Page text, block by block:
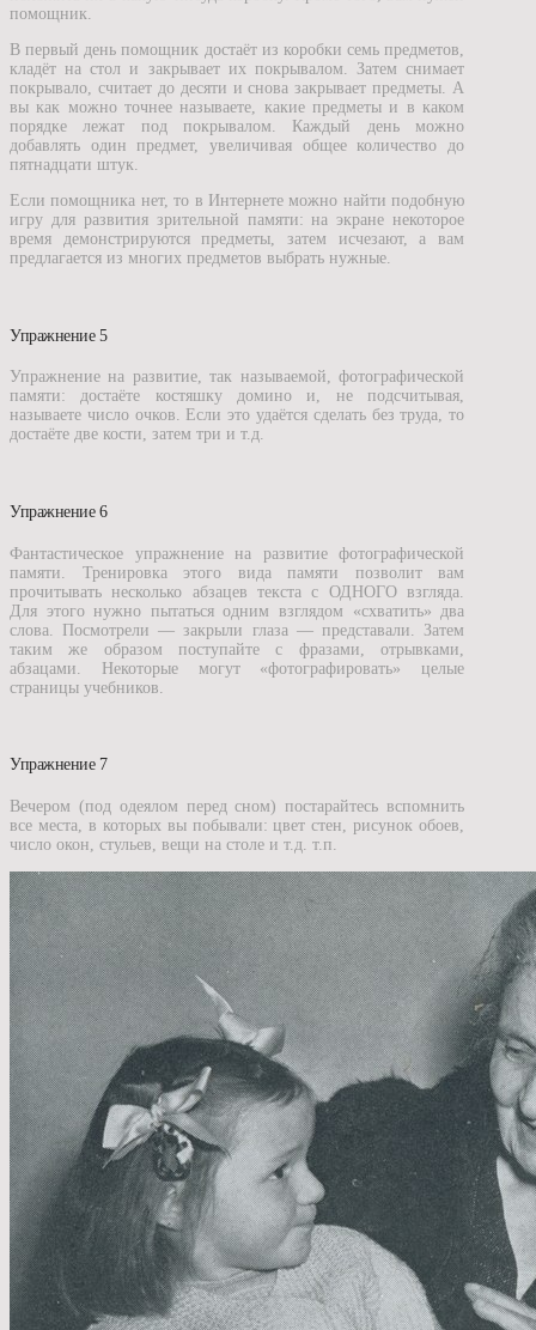
помощник.
В первый день помощник достаёт из коробки семь предметов,
кладёт на стол и закрывает их покрывалом. Затем снимает
покрывало, считает до десяти и снова закрывает предметы. А
вы как можно точнее называете, какие предметы и в каком
порядке лежат под покрывалом. Каждый день можно
добавлять один предмет, увеличивая общее количество до
пятнадцати штук.
Если помощника нет, то в Интернете можно найти подобную
игру для развития зрительной памяти: на экране некоторое
время демонстрируются предметы, затем исчезают, а вам
предлагается из многих предметов выбрать нужные.
Упражнение 5
Упражнение на развитие, так называемой, фотографической
памяти: достаёте костяшку домино и, не подсчитывая,
называете число очков. Если это удаётся сделать без труда, то
достаёте две кости, затем три и т.д.
Упражнение 6
Фантастическое упражнение на развитие фотографической
памяти. Тренировка этого вида памяти позволит вам
прочитывать несколько абзацев текста с ОДНОГО взгляда.
Для этого нужно пытаться одним взглядом «схватить» два
слова. Посмотрели — закрыли глаза — представали. Затем
таким же образом поступайте с фразами, отрывками,
абзацами. Некоторые могут «фотографировать» целые
страницы учебников.
Упражнение 7
Вечером (под одеялом перед сном) постарайтесь вспомнить
все места, в которых вы побывали: цвет стен, рисунок обоев,
число окон, стульев, вещи на столе и т.д. т.п.